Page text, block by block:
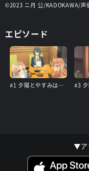
©2023 ニ月 公/KADOKAWA/声
エピソード
#1 夕陽とやすみは隠しきれない？
▼ア